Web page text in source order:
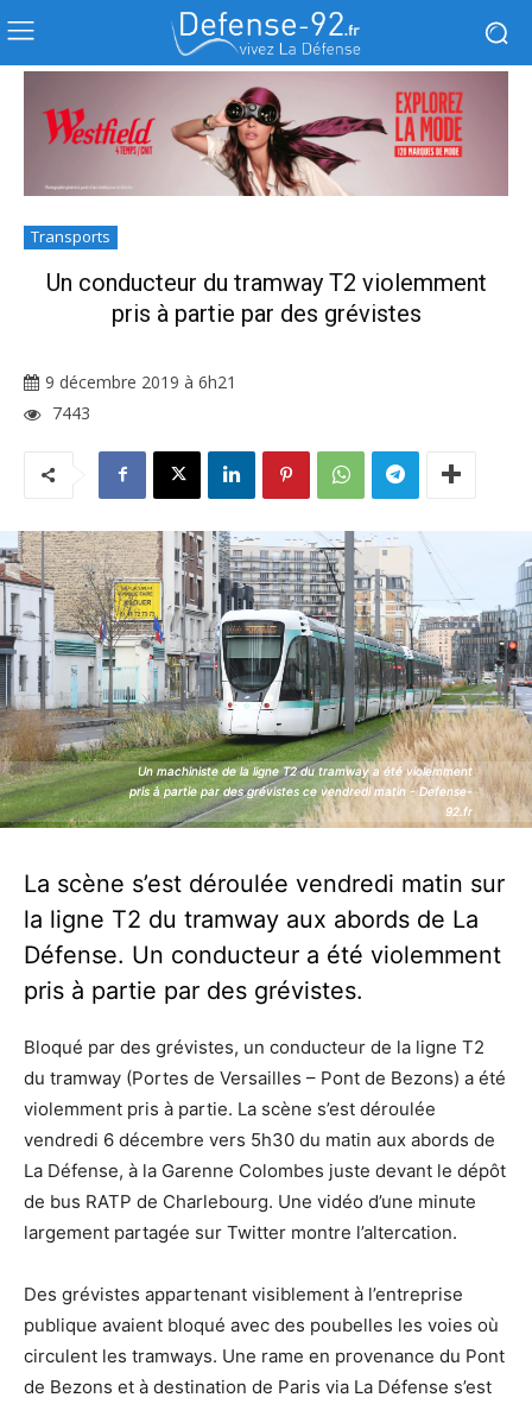
Transports
Un conducteur du tramway T2 violemment
pris à partie par des grévistes
9 décembre 2019 à 6h21
7443
Un machiniste de la ligne T2 du tramway a été violemment
pris à partie par des grévistes ce vendredi matin - Defense-
92.fr
Un machiniste de la ligne T2 du tramway a été violemment
pris à partie par des grévistes ce vendredi matin - Defense-
92.fr
La scène s’est déroulée vendredi matin sur
la ligne T2 du tramway aux abords de La
Défense. Un conducteur a été violemment
pris à partie par des grévistes.
Bloqué par des grévistes, un conducteur de la ligne T2
du tramway (Portes de Versailles – Pont de Bezons) a été
violemment pris à partie. La scène s’est déroulée
vendredi 6 décembre vers 5h30 du matin aux abords de
La Défense, à la Garenne Colombes juste devant le dépôt
de bus RATP de Charlebourg. Une vidéo d’une minute
largement partagée sur Twitter montre l’altercation.
Des grévistes appartenant visiblement à l’entreprise
publique avaient bloqué avec des poubelles les voies où
circulent les tramways. Une rame en provenance du Pont
de Bezons et à destination de Paris via La Défense s’est